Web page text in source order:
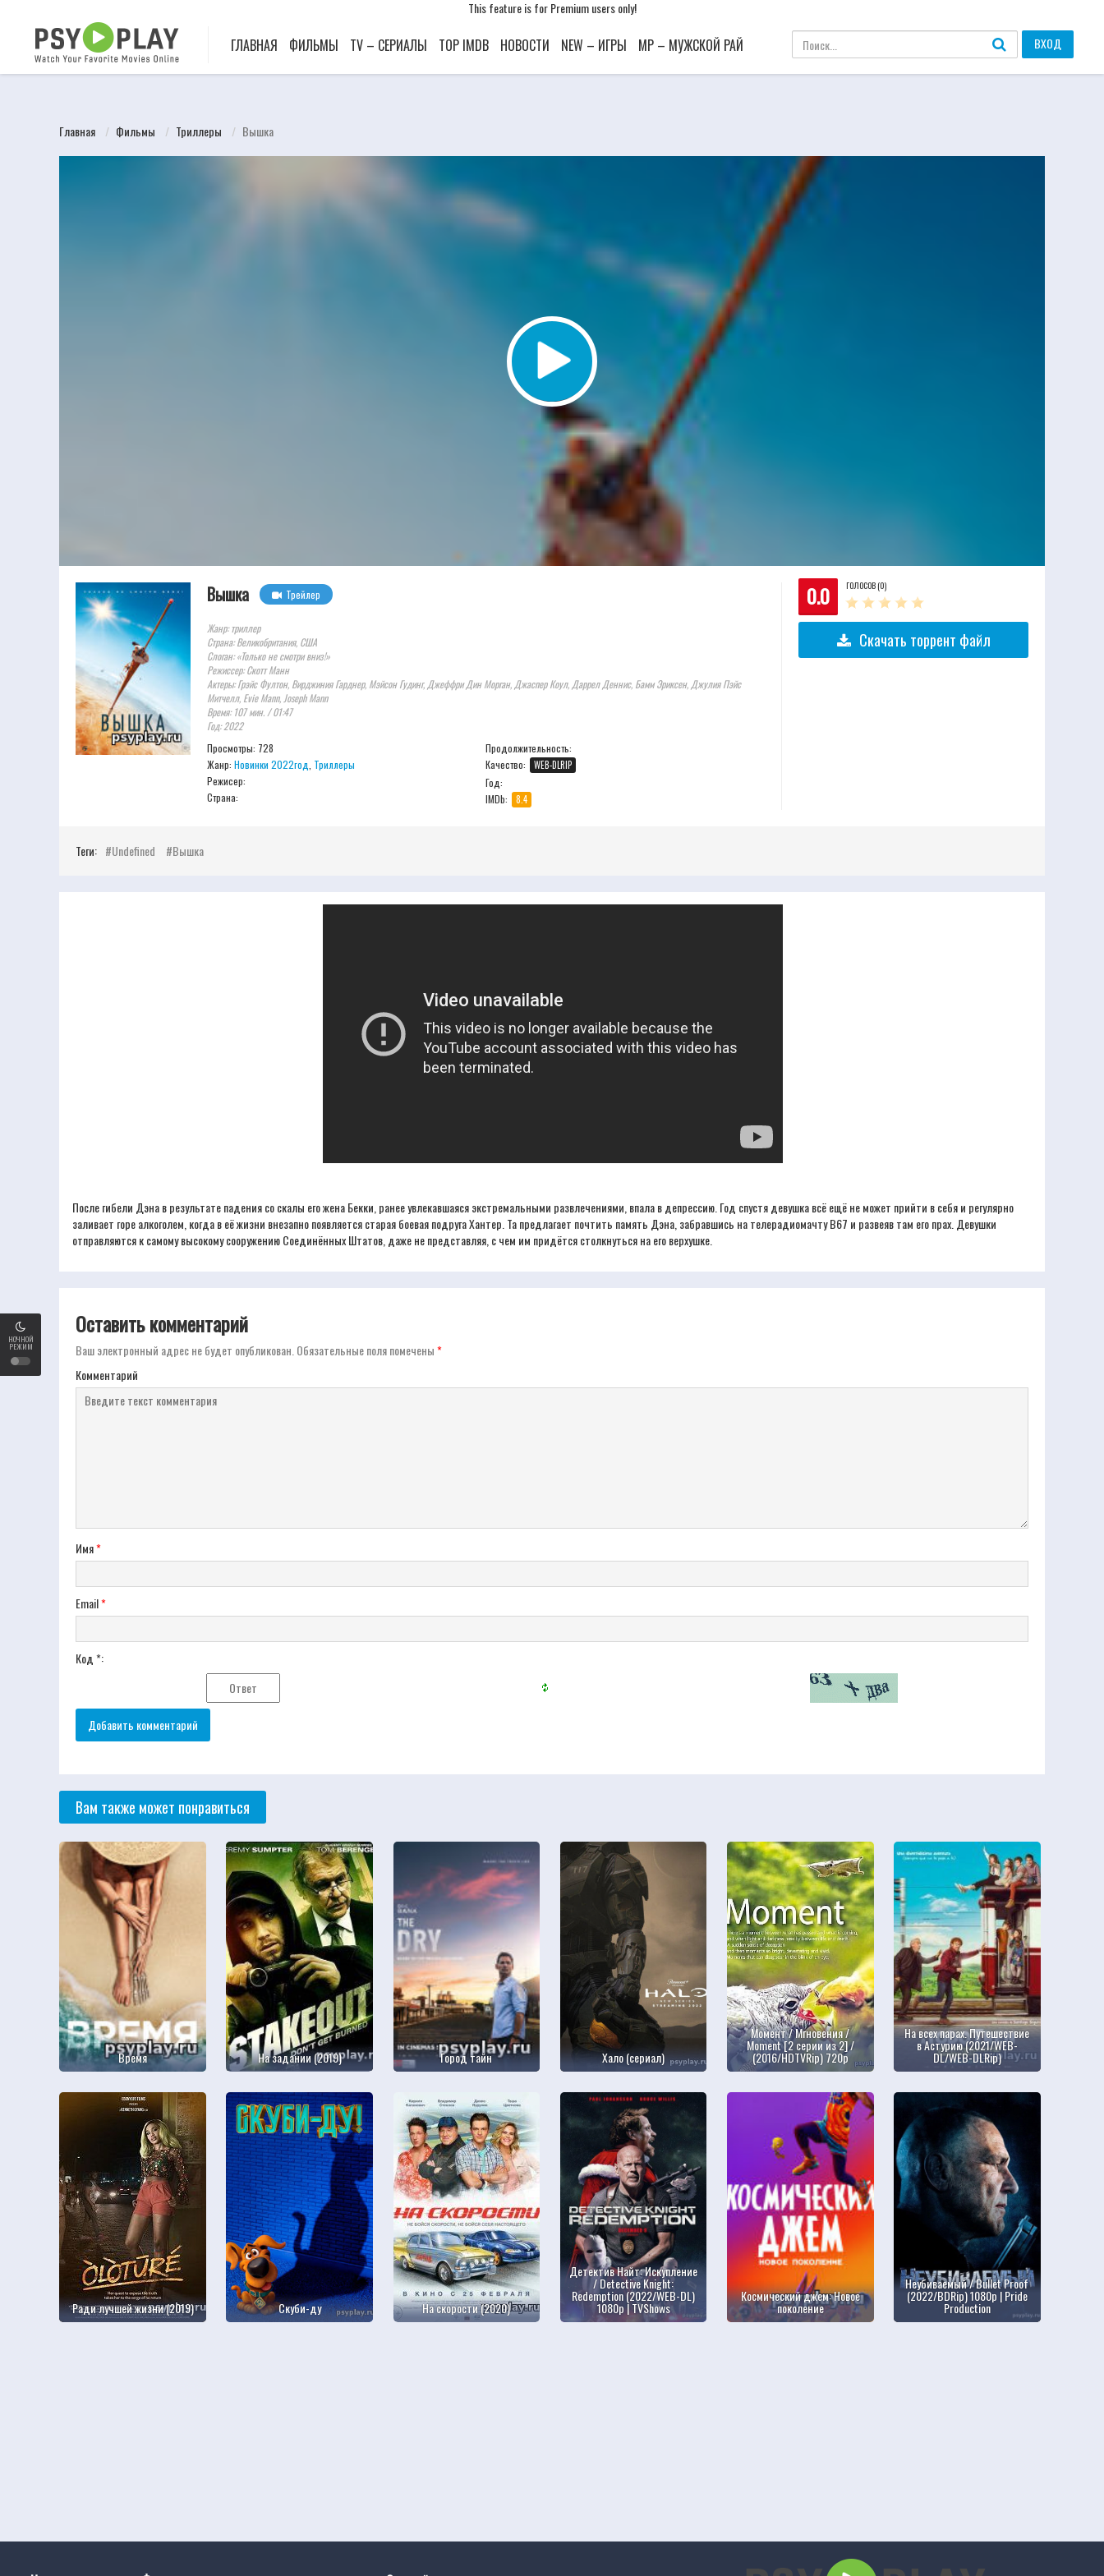
This feature is for Premium users only!
НОЧНОЙ
РЕЖИМ
This feature is for Premium users only!
ГЛАВНАЯ ФИЛЬМЫ TV – СЕРИАЛЫ TOP IMDB НОВОСТИ NEW – ИГРЫ MP – МУЖСКОЙ РАЙ ВХОД
Главная Фильмы Триллеры Вышка
0.0 ГОЛОСОВ (0)
Скачать торрент файл
Вышка Трейлер
Жанр: триллер
Страна: Великобритания, США
Слоган: «Только не смотри вниз!»
Режиссер: Скотт Манн
Актеры: Грэйс Фултон, Вирджиния Гарднер, Мэйсон Гудинг, Джеффри Дин Морган, Джаспер Коул, Даррел Деннис, Бамм Эриксен, Джулия Пэйс
Митчелл, Evie Mann, Joseph Mann
Время: 107 мин. / 01:47
Год: 2022
Просмотры: 728
Жанр: Новинки 2022год Триллеры
Режисер:
Страна:
Продолжительность:
Качество:
WEB-DLRIP
Год:
IMDb:
8.4
Теги: Undefined Вышка
После гибели Дэна в результате падения со скалы его жена Бекки, ранее увлекавшаяся экстремальными развлечениями, впала в депрессию. Год спустя девушка всё ещё не может прийти в себя и регулярно
заливает горе алкоголем, когда в её жизни внезапно появляется старая боевая подруга Хантер. Та предлагает почтить память Дэна, забравшись на телерадиомачту B67 и развеяв там его прах. Девушки
отправляются к самому высокому сооружению Соединённых Штатов, даже не представляя, с чем им придётся столкнуться на его верхушке.
Оставить комментарий
Ваш электронный адрес не будет опубликован. Обязательные поля помечены*
Комментарий
Имя*
Email*
Код *:
Вам также может понравиться
Время На задании (2019) Город тайн Хало (сериал)
Момент / Мгновения /
Moment [2 серии из 2] /
(2016/HDTVRip) 720p
На всех парах. Путешествие
в Астурию (2021/WEB-
DL/WEB-DLRip)
Ради лучшей жизни (2019) Скуби-ду На скорости (2020)
Детектив Найт: Искупление
/ Detective Knight:
Redemption (2022/WEB-DL)
1080p | TVShows
Космический джем: Новое
поколение
Неубиваемый / Bullet Proof
(2022/BDRip) 1080p | Pride
Production